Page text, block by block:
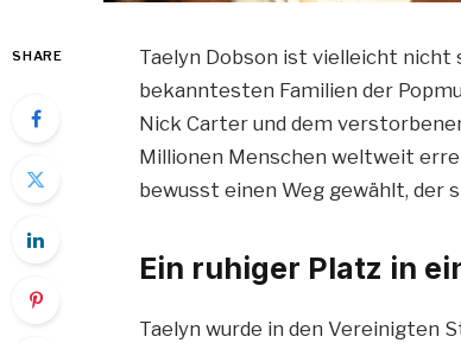
SHARE
Taelyn Dobson ist vielleicht
bekanntesten Familien der
Nick Carter und dem
Millionen Menschen weltweit
bewusst einen Weg gewählt, der
Ein ruhiger Platz in
Taelyn wurde in den Vereinigten